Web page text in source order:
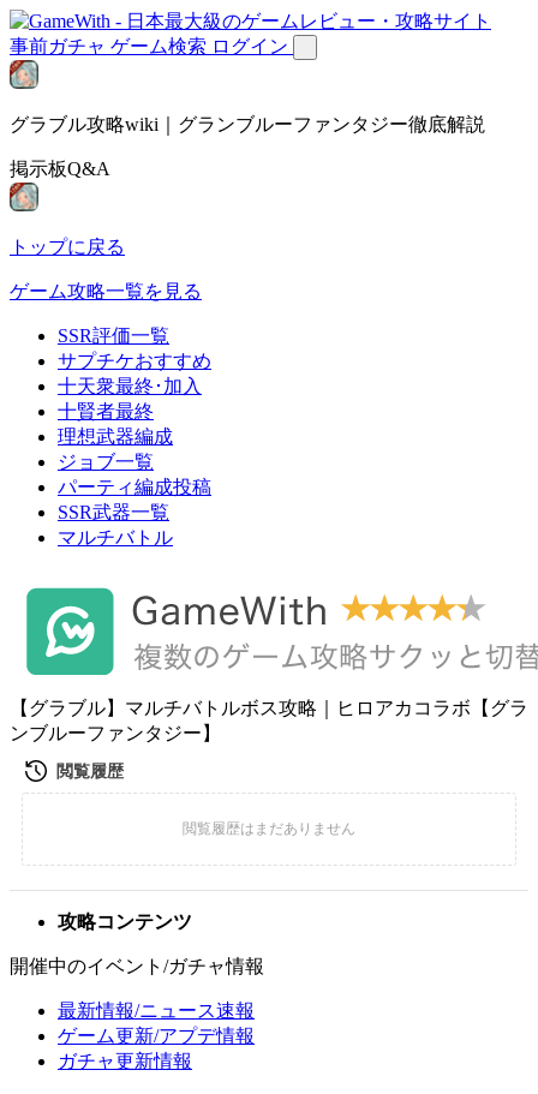
事前ガチャ ゲーム検索 ログイン
グラブル攻略wiki｜グランブルーファンタジー徹底解説
掲示板Q&A
トップに戻る
ゲーム攻略一覧を見る
SSR評価一覧
サプチケおすすめ
十天衆最終･加入
十賢者最終
理想武器編成
ジョブ一覧
パーティ編成投稿
SSR武器一覧
マルチバトル
【グラブル】マルチバトルボス攻略｜ヒロアカコラボ【グラ
ンブルーファンタジー】
攻略コンテンツ
開催中のイベント/ガチャ情報
最新情報/ニュース速報
ゲーム更新/アプデ情報
ガチャ更新情報